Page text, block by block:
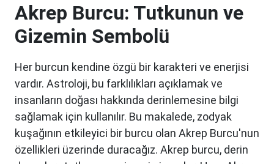
Akrep Burcu: Tutkunun ve
Gizemin Sembolü
Her burcun kendine özgü bir karakteri ve enerjisi
vardır. Astroloji, bu farklılıkları açıklamak ve
insanların doğası hakkında derinlemesine bilgi
sağlamak için kullanılır. Bu makalede, zodyak
kuşağının etkileyici bir burcu olan Akrep Burcu'nun
özellikleri üzerinde duracağız. Akrep burcu, derin